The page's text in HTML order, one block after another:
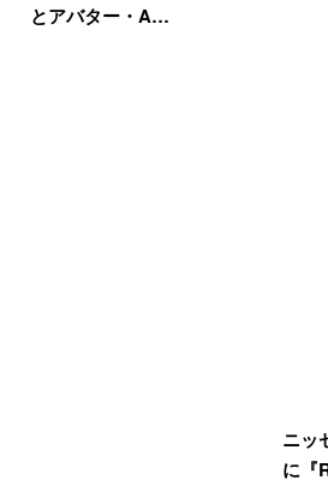
とアバター・A…
ニッ
に『